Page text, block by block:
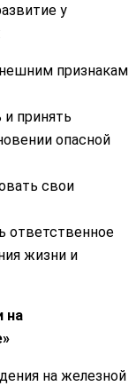
у
признакам
принять
опасной
свои
ответственное
жизни и
на
на железной